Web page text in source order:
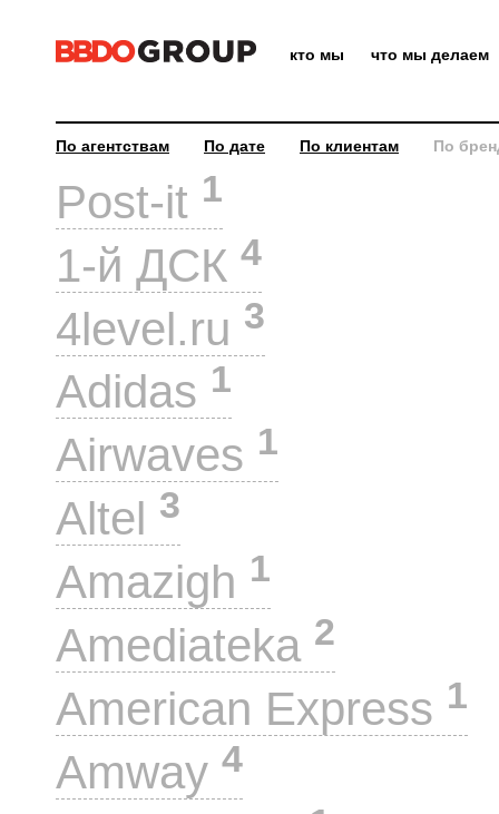
кто мы что мы делаем
По агентствам По дате По клиентам По
Post-it 1
1-й ДСК 4
4level.ru 3
Adidas 1
Airwaves 1
Altel 3
Amazigh 1
Amediateka 2
American Express 1
Amway 4